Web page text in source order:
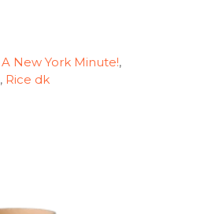
A New York Minute!,
, Rice dk